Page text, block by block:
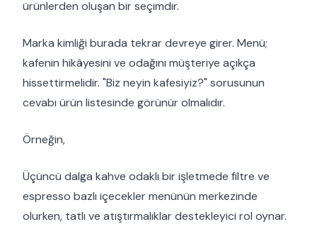
ürünlerden oluşan bir seçimdir.
Marka kimliği burada tekrar devreye girer. Menü;
kafenin hikâyesini ve odağını müşteriye açıkça
hissettirmelidir. "Biz neyin kafesiyiz?" sorusunun
cevabı ürün listesinde görünür olmalıdır.
Örneğin,
Üçüncü dalga kahve odaklı bir işletmede filtre ve
espresso bazlı içecekler menünün merkezinde
olurken, tatlı ve atıştırmalıklar destekleyici rol oynar.